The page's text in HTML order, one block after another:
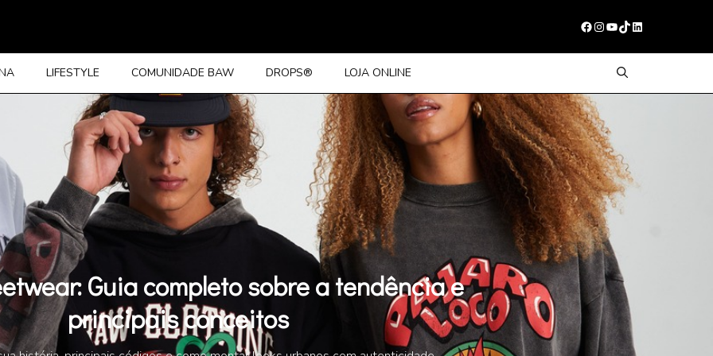
Facebook
Instagram
Youtube
TikTokLinkedIn
LIFESTYLE COMUNIDADE BAW DROPS® LOJA ONLINE
Guia completo sobre a tendência e
principais conceitos